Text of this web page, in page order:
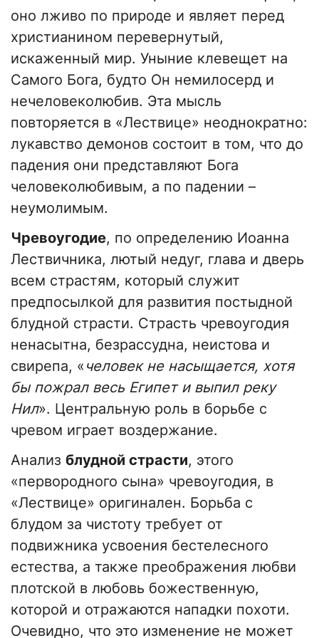
оно лживо по природе и являет перед
христианином перевернутый,
искаженный мир. Уныние клевещет на
Самого Бога, будто Он немилосерд и
нечеловеколюбив. Эта мысль
повторяется в «Лествице» неоднократно:
лукавство демонов состоит в том, что до
падения они представляют Бога
человеколюбивым, а по падении –
неумолимым.
Чревоугодие, по определению Иоанна
Лествичника, лютый недуг, глава и дверь
всем страстям, который служит
предпосылкой для развития постыдной
блудной страсти. Страсть чревоугодия
ненасытна, безрассудна, неистова и
свирепа, « человек не насыщается, хотя
бы пожрал весь Египет и выпил реку
Нил». Центральную роль в борьбе с
чревом играет воздержание.
Анализ блудной страсти, этого
«первородного сына» чревоугодия, в
«Лествице» оригинален. Борьба с
блудом за чистоту требует от
подвижника усвоения бестелесного
естества, а также преображения любви
плотской в любовь божественную,
которой и отражаются нападки похоти.
Очевидно, что это изменение не может